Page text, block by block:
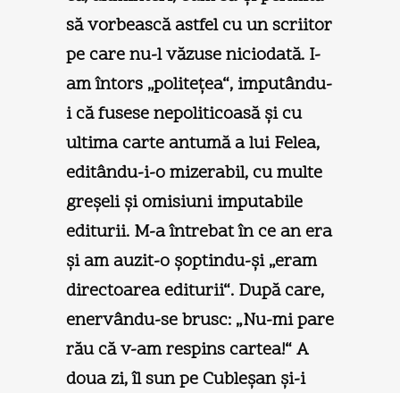
să vorbească astfel cu un scriitor
pe care nu-l văzuse niciodată. I-
am întors „politeţea“, imputându-
i că fusese nepoliticoasă şi cu
ultima carte antumă a lui Felea,
editându-i-o mizerabil, cu multe
greşeli şi omisiuni imputabile
editurii. M-a întrebat în ce an era
şi am auzit-o şoptindu-şi „eram
directoarea editurii“. După care,
enervându-se brusc: „Nu-mi pare
rău că v-am respins cartea!“ A
doua zi, îl sun pe Cubleşan şi-i